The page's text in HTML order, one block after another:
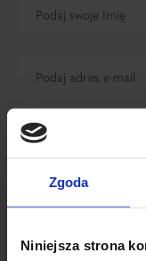
Zgoda
Niniejsza strona